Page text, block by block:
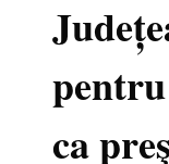
ca